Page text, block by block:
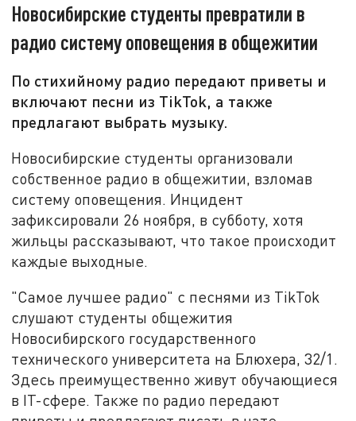
Новосибирские студенты превратили в
радио систему оповещения в общежитии
По стихийному радио передают приветы и
включают песни из ТikTok, а также
предлагают выбрать музыку.
Новосибирские студенты организовали
собственное радио в общежитии, взломав
систему оповещения. Инцидент
зафиксировали 26 ноября, в субботу, хотя
жильцы рассказывают, что такое происходит
каждые выходные.
"Самое лучшее радио" с песнями из ТikTok
слушают студенты общежития
Новосибирского государственного
технического университета на Блюхера, 32/1.
Здесь преимущественно живут обучающиеся
в IT-сфере. Также по радио передают